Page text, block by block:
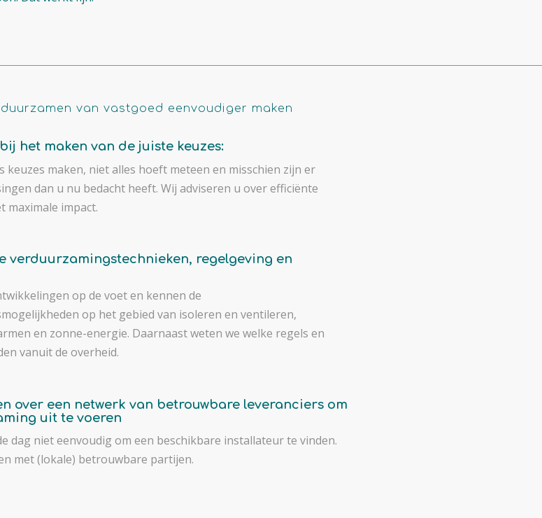
van vastgoed eenvoudiger maken
het maken van de juiste keuzes:
keuzes maken, niet alles hoeft meteen en misschien zijn er
dan u nu bedacht heeft. Wij adviseren u over efficiënte
maximale impact.
verduurzamingstechnieken, regelgeving en
op de voet en kennen de
op het gebied van isoleren en ventileren,
en zonne-energie. Daarnaast weten we welke regels en
vanuit de overheid.
over een netwerk van betrouwbare leveranciers om
uit te voeren
dag niet eenvoudig om een beschikbare installateur te vinden.
met (lokale) betrouwbare partijen.